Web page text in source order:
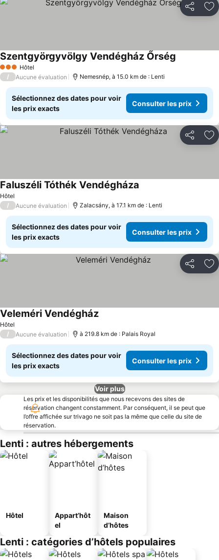
Partager
3 ÉtoilesHôtel
Szentgyörgyvölgy Vendégház Őrség
/ Aucune évaluation Nemesnép, à 15.0 km de : Lenti
Sélectionnez des dates pour voir
les prix exacts
Consulter les prix
Partager
Hôtel
Faluszéli Tóthék Vendégháza
/ Aucune évaluation Zalacsány, à 17.1 km de : Lenti
Sélectionnez des dates pour voir
les prix exacts
Consulter les prix
Partager
Hôtel
Veleméri Vendégház
/ Aucune évaluation à 219.8 km de : Palais Royal
Sélectionnez des dates pour voir
les prix exacts
Consulter les prix
Voir plus
Les prix et les disponibilités que nous recevons des sites de
réservation changent constamment. Par conséquent, il se peut que
l’offre affichée sur trivago ne soit pas la même que celle du site de
réservation.
Lenti : autres hébergements
Hôtel
Appart’hôt
el
Maison
d’hôtes
Lenti : catégories d’hôtels populaires